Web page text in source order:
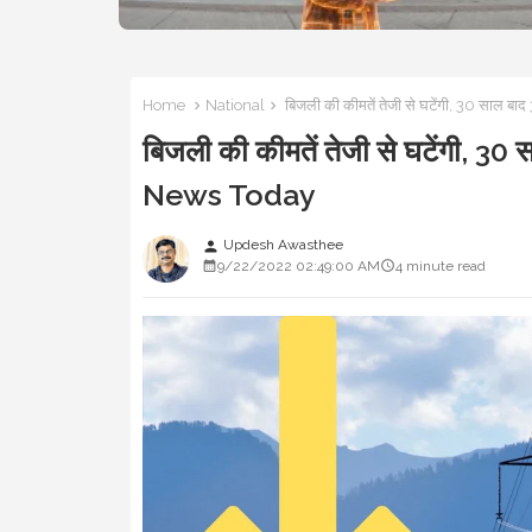
Home National बिजली की कीमतें तेजी से घटेंगी, 30 साल
बिजली की कीमतें तेजी से घटेंगी, 30
News Today
person Updesh Awasthee
9/22/2022 02:49:00 AM
4 minute read